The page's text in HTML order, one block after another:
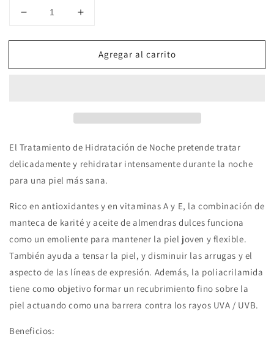
Reducir
para
Skincare
hidratación
Aumentar
para
Avant
Skincare
Agregar al carrito
El Tratamiento de Hidratación de Noche pretende tratar
delicadamente y rehidratar intensamente durante la noche
para una piel más sana.
Rico en antioxidantes y en vitaminas A y E, la combinación de
manteca de karité y aceite de almendras dulces funciona
como un emoliente para mantener la piel joven y flexible.
También ayuda a tensar la piel, y disminuir las arrugas y el
aspecto de las líneas de expresión. Además, la poliacrilamida
tiene como objetivo formar un recubrimiento fino sobre la
piel actuando como una barrera contra los rayos UVA / UVB.
Beneficios: